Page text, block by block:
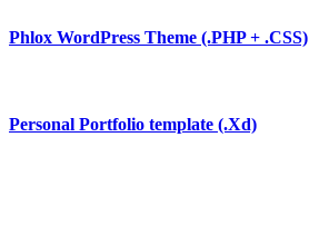
Phlox WordPress Theme (.PHP + .CSS)
Personal Portfolio template (.Xd)